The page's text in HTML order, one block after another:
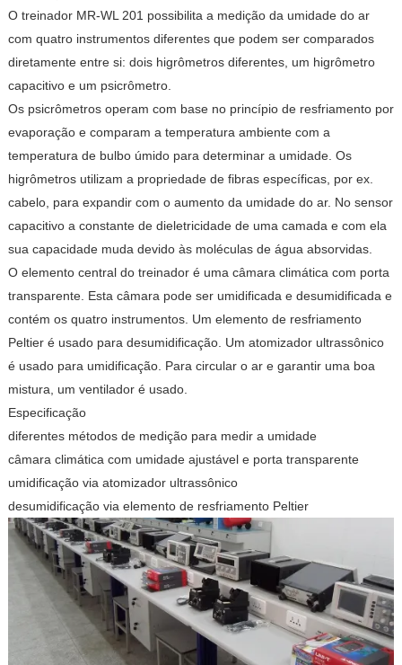
O treinador MR-WL 201 possibilita a medição da umidade do ar
com quatro instrumentos diferentes que podem ser comparados
diretamente entre si: dois higrômetros diferentes, um higrômetro
capacitivo e um psicrômetro.
Os psicrômetros operam com base no princípio de resfriamento por
evaporação e comparam a temperatura ambiente com a
temperatura de bulbo úmido para determinar a umidade. Os
higrômetros utilizam a propriedade de fibras específicas, por ex.
cabelo, para expandir com o aumento da umidade do ar. No sensor
capacitivo a constante de dieletricidade de uma camada e com ela
sua capacidade muda devido às moléculas de água absorvidas.
O elemento central do treinador é uma câmara climática com porta
transparente. Esta câmara pode ser umidificada e desumidificada e
contém os quatro instrumentos. Um elemento de resfriamento
Peltier é usado para desumidificação. Um atomizador ultrassônico
é usado para umidificação. Para circular o ar e garantir uma boa
mistura, um ventilador é usado.
Especificação
diferentes métodos de medição para medir a umidade
câmara climática com umidade ajustável e porta transparente
umidificação via atomizador ultrassônico
desumidificação via elemento de resfriamento Peltier